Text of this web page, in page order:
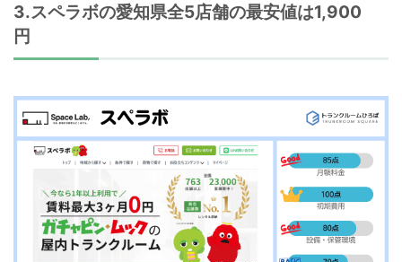
3.スペラボの愛知県全5店舗の最安値は1,900
円